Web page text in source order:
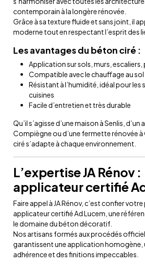
contemporain à la longère rénovée.
Grâce à sa texture fluide et sans joint, il
moderne tout en respectant l’esprit des
Les avantages du béton ciré :
Application sur sols, murs, escaliers,
Compatible avec le chauffage au sol
Résistant à l’humidité, idéal pour les
cuisines
Facile d’entretien et très durable
Qu’il s’agisse d’une maison à Senlis,
Compiègne ou d’une fermette rénovée
ciré s’adapte à chaque environnement.
L’expertise JA Rénov :
applicateur certifié
Faire appel à JA Rénov, c’est confier
applicateur certifié Ad Lucem, une
le domaine du béton décoratif.
Nos artisans formés aux procédés
garantissent une application homogène,
adhérence et des finitions impeccables.